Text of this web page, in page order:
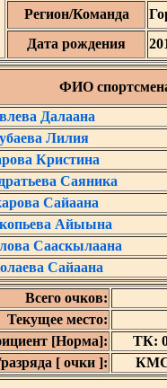
Регион/Команда
Дата рождения
ФИО
Далаана
Лилия
Кристина
Саяника
Сайаана
Айыына
Сааскылаана
Сайаана
Всего очков:
Текущее место:
[Норма]:
ТК:
[ очки ]:
КМС